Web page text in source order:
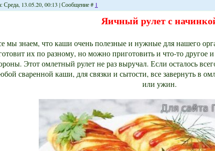
Среда, 13.05.20, 00:13 | Сообщение # 1
Яичный рулет с
мы знаем, что каши очень полезные и нужные для нашего
их по разному, но можно приготовить и что-то другое
Этот омлетный рулет не раз выручал. Если осталось
сваренной каши, для связки и сытости, все завернуть в
или ужин.